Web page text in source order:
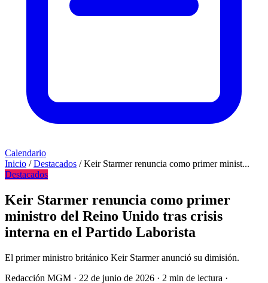
Calendario
Inicio / Destacados / Keir Starmer renuncia como primer minist...
Destacados
Keir Starmer renuncia como primer
ministro del Reino Unido tras crisis
interna en el Partido Laborista
El primer ministro británico Keir Starmer anunció su dimisión.
Redacción MGM · 22 de junio de 2026 · 2 min de lectura ·